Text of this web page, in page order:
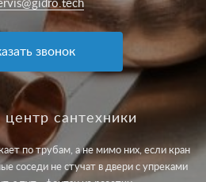
звонок
сантехники
по трубам, а не мимо них, если кран
соседи не стучат в двери с упреками